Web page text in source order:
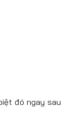
đó ngay sau